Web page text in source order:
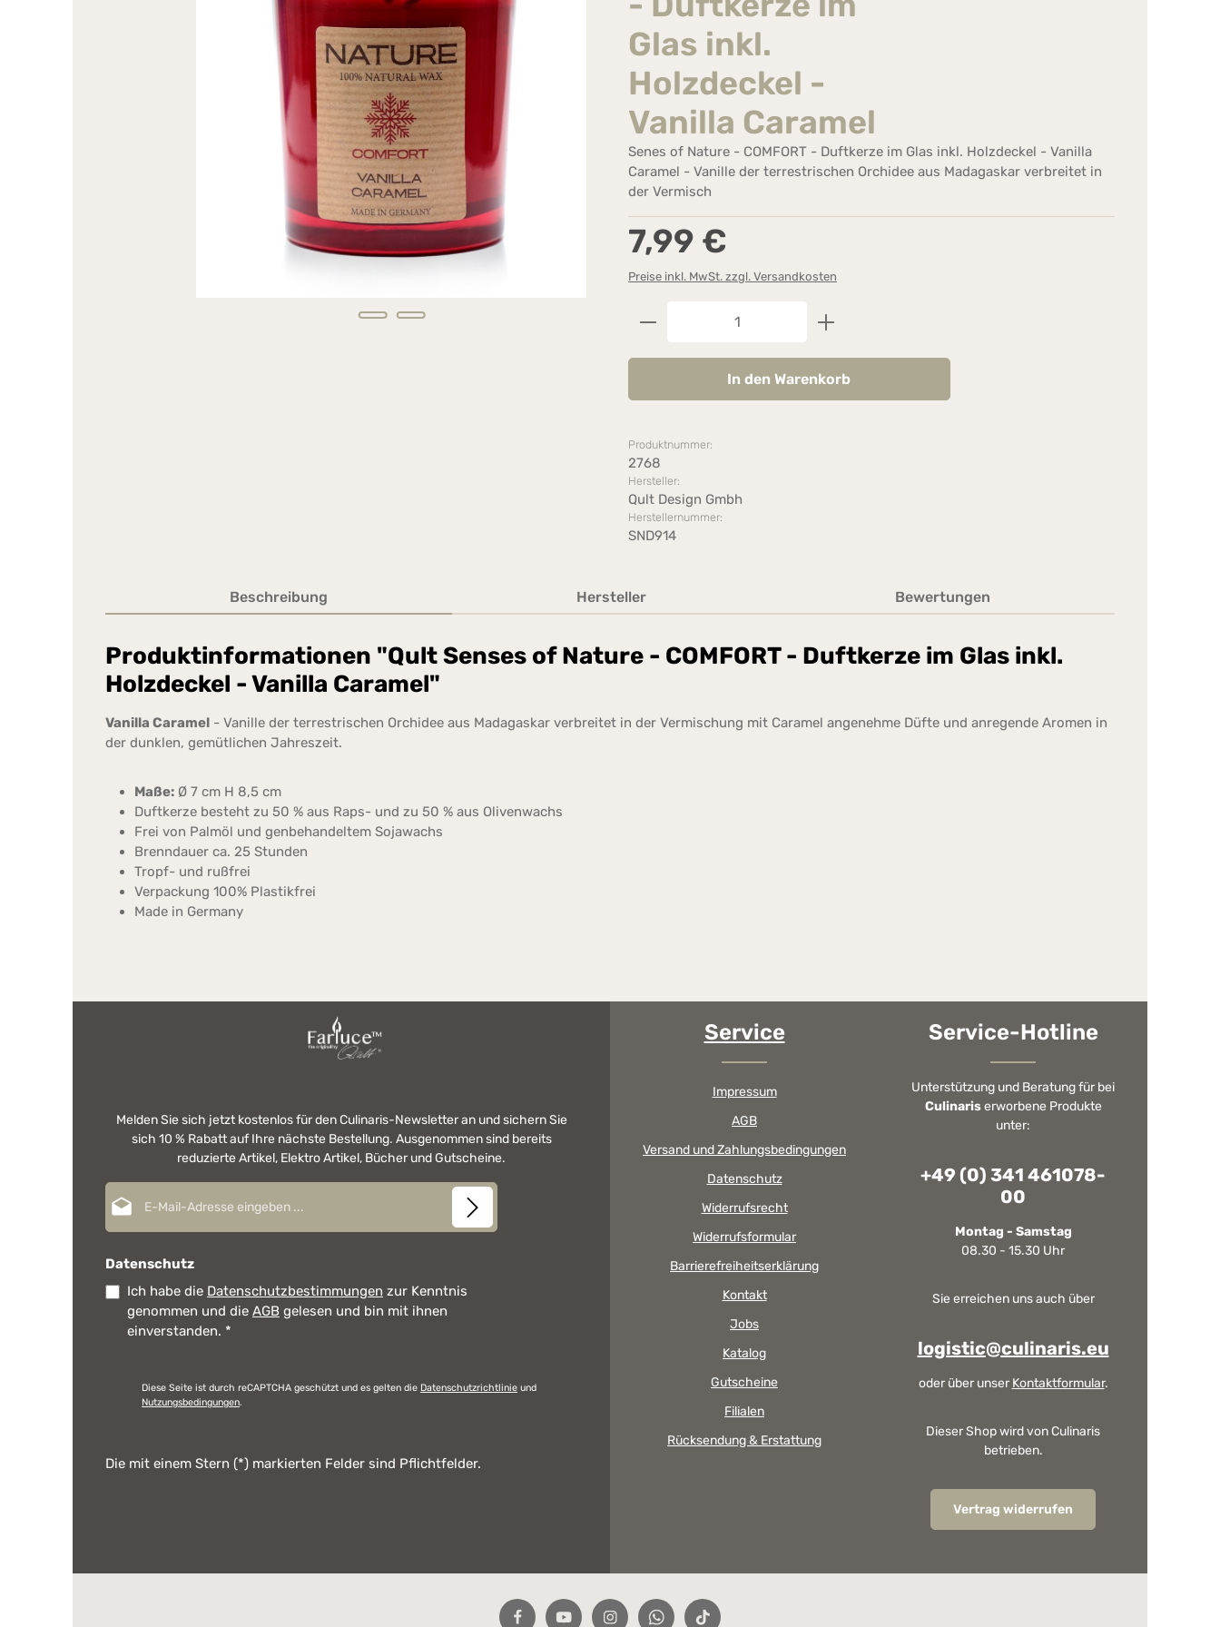
Glas inkl.
Holzdeckel -
Vanilla Caramel
Senes of Nature - COMFORT - Duftkerze im Glas inkl. Holzdeckel - Vanilla
Caramel - Vanille der terrestrischen Orchidee aus Madagaskar verbreitet in
der Vermisch
Regulärer Preis:
7,99 €
Preise inkl. MwSt. zzgl. Versandkosten
Produkt Anzahl: Gib den gewünschten Wert ein oder
In den Warenkorb
Produktnummer:
2768
Hersteller:
Qult Design Gmbh
Herstellernummer:
SND914
Beschreibung Hersteller Bewertungen
Produktinformationen "Qult Senses of Nature - COMFORT - Duftkerze im Glas inkl.
Holzdeckel - Vanilla Caramel"
Vanilla Caramel - Vanille der terrestrischen Orchidee aus Madagaskar verbreitet in der Vermischung mit Caramel angenehme Düfte und anregende Aromen in
der dunklen, gemütlichen Jahreszeit.
Maße: Ø 7 cm H 8,5 cm
Duftkerze besteht zu 50 % aus Raps- und zu 50 % aus Olivenwachs
Frei von Palmöl und genbehandeltem Sojawachs
Brenndauer ca. 25 Stunden
Tropf- und rußfrei
Verpackung 100% Plastikfrei
Made in Germany
Melden Sie sich jetzt kostenlos für den Culinaris-Newsletter an und sichern Sie
sich 10 % Rabatt auf Ihre nächste Bestellung. Ausgenommen sind bereits
reduzierte Artikel, Elektro Artikel, Bücher und Gutscheine.
Datenschutz
Ich habe die Datenschutzbestimmungen zur Kenntnis
genommen und die AGB gelesen und bin mit ihnen
einverstanden. *
Diese Seite ist durch reCAPTCHA geschützt und es gelten die Datenschutzrichtlinie und
Nutzungsbedingungen.
Die mit einem Stern (*) markierten Felder sind Pflichtfelder.
Service
Impressum
AGB
Versand und Zahlungsbedingungen
Datenschutz
Widerrufsrecht
Widerrufsformular
Barrierefreiheitserklärung
Kontakt
Jobs
Katalog
Gutscheine
Filialen
Rücksendung & Erstattung
Service-Hotline
Unterstützung und Beratung für bei
Culinariserworbene Produkte
unter:
+49 (0) 341 461078-
00
Montag - Samstag
08.30 - 15.30 Uhr
Sie erreichen uns auch über
logistic@culinaris.eu
oder über unser Kontaktformular.
Dieser Shop wird von Culinaris
betrieben.
Vertrag widerrufen